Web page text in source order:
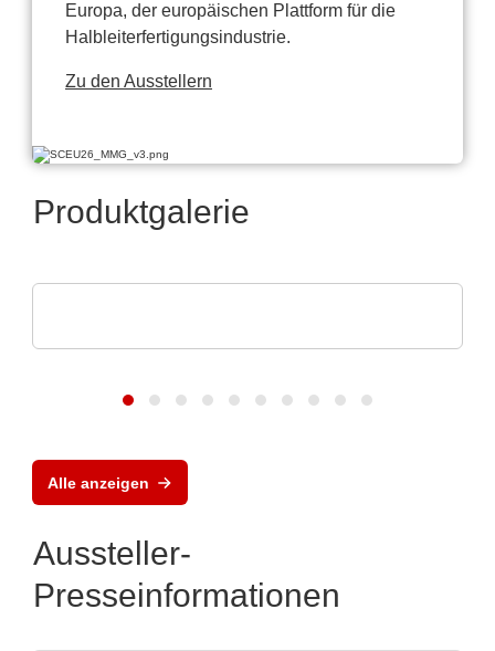
Europa, der europäischen Plattform für die
Halbleiterfertigungsindustrie.
Zu den Ausstellern
Produktgalerie
Alle anzeigen
Aussteller-
Presseinformationen